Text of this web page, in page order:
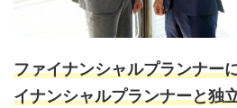
ファイナンシャルプランナー
イナンシャルプランナーと独